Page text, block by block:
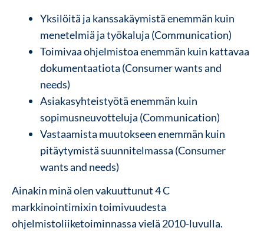
Yksilöitä ja kanssakäymistä enemmän kuin
menetelmiä ja työkaluja (Communication)
Toimivaa ohjelmistoa enemmän kuin kattavaa
dokumentaatiota (Consumer wants and
needs)
Asiakasyhteistyötä enemmän kuin
sopimusneuvotteluja (Communication)
Vastaamista muutokseen enemmän kuin
pitäytymistä suunnitelmassa (Consumer
wants and needs)
Ainakin minä olen vakuuttunut 4 C
markkinointimixin toimivuudesta
ohjelmistoliiketoiminnassa vielä 2010-luvulla.